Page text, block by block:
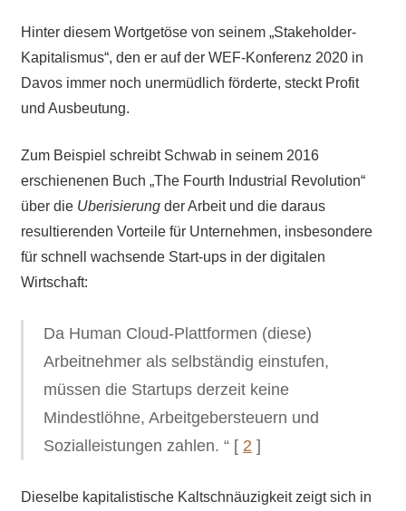
Hinter diesem Wortgetöse von seinem „Stakeholder-
Kapitalismus“, den er auf der WEF-Konferenz 2020 in
Davos immer noch unermüdlich förderte, steckt Profit
und Ausbeutung.
Zum Beispiel schreibt Schwab in seinem 2016
erschienenen Buch „The Fourth Industrial Revolution“
über die Uberisierungder Arbeit und die daraus
resultierenden Vorteile für Unternehmen, insbesondere
für schnell wachsende Start-ups in der digitalen
Wirtschaft:
Da Human Cloud-Plattformen (diese)
Arbeitnehmer als selbständig einstufen,
müssen die Startups derzeit keine
Mindestlöhne, Arbeitgebersteuern und
Sozialleistungen zahlen. “ [ 2 ]
Dieselbe kapitalistische Kaltschnäuzigkeit zeigt sich in